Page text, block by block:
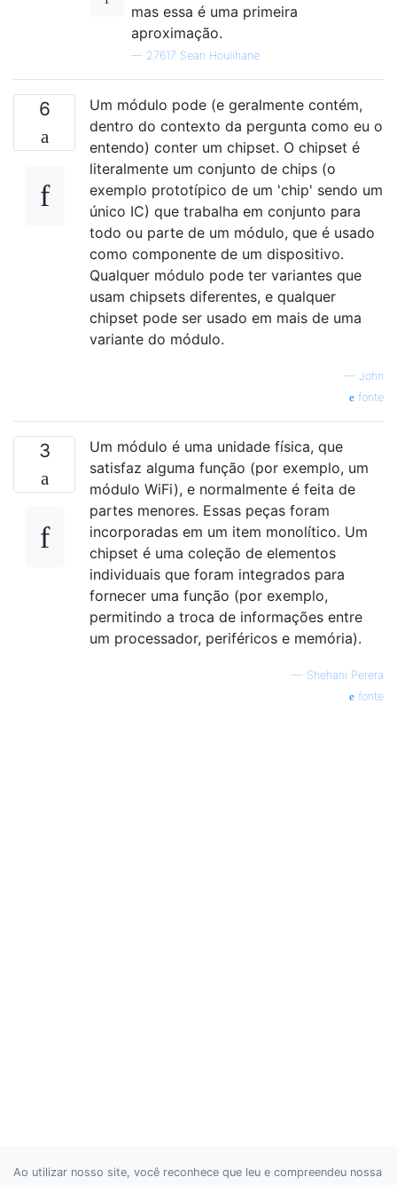
mas essa é uma primeira
aproximação.
— 27617 Sean Houlihane
6
Um módulo pode (e geralmente contém,
dentro do contexto da pergunta como eu o
entendo) conter um chipset. O chipset é
literalmente um conjunto de chips (o
exemplo prototípico de um 'chip' sendo um
único IC) que trabalha em conjunto para
todo ou parte de um módulo, que é usado
como componente de um dispositivo.
Qualquer módulo pode ter variantes que
usam chipsets diferentes, e qualquer
chipset pode ser usado em mais de uma
variante do módulo.
— John
fonte
3
Um módulo é uma unidade física, que
satisfaz alguma função (por exemplo, um
módulo WiFi), e normalmente é feita de
partes menores. Essas peças foram
incorporadas em um item monolítico. Um
chipset é uma coleção de elementos
individuais que foram integrados para
fornecer uma função (por exemplo,
permitindo a troca de informações entre
um processador, periféricos e memória).
— Shehani Perera
fonte
Ao utilizar nosso site, você reconhece que leu e compreendeu nossa